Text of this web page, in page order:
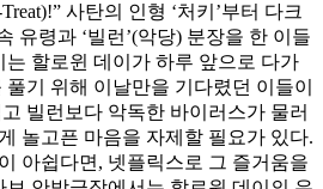
사탄의 인형 ‘처키’부터 다크
유령과 ‘빌런’(악당) 분장을 한 이들
할로윈 데이가 하루 앞으로 다가
기 위해 이날만을 기다렸던 이들이
빌런보다 악독한 바이러스가 물러
놀고픈 마음을 자제할 필요가 있다.
아쉽다면, 넷플릭스로 그 즐거움을